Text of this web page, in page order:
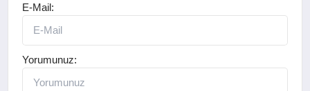
E-Mail:
Yorumunuz: